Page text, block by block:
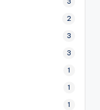
2
3
3
1
1
1